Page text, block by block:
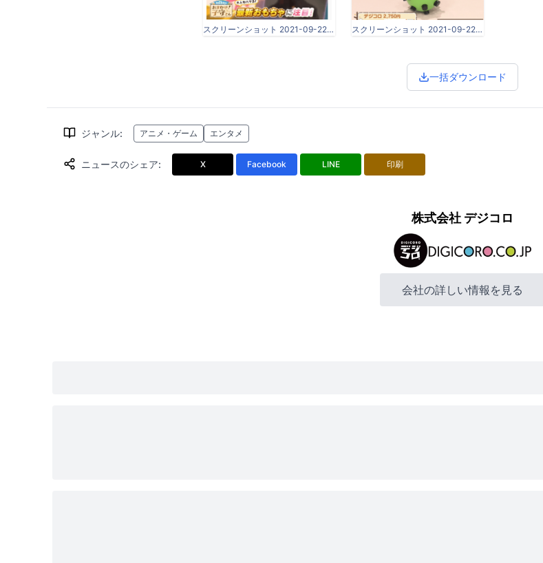
スクリーンショット 2021-09-22 16.12.57.png スクリーンショット 2021-09-22 16.29.16.png
一括ダウンロード
ジャンル: アニメ・ゲーム エンタメ
ニュースのシェア: X Facebook LINE 印刷
株式会社 デジコロ
会社の詳しい情報を見る